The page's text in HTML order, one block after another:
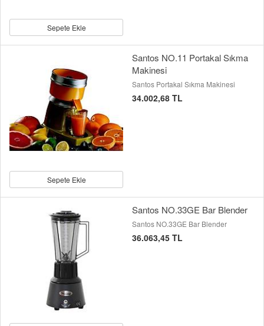
Sepete Ekle
Sepete Ekle
Santos NO.11 Portakal Sıkma
Makinesi
Santos Portakal Sıkma Makinesi
34.002,68 TL
Santos NO.33GE Bar Blender
Santos NO.33GE Bar Blender
36.063,45 TL